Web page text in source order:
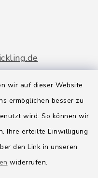
wir auf dieser Website
ermöglichen besser zu
wird. So können wir
Ihre erteilte Einwilligung
den Link in unseren
widerrufen.